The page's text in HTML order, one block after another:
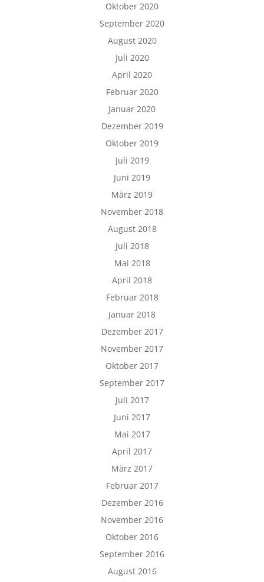
Oktober 2020
September 2020
August 2020
Juli 2020
April 2020
Februar 2020
Januar 2020
Dezember 2019
Oktober 2019
Juli 2019
Juni 2019
März 2019
November 2018
August 2018
Juli 2018
Mai 2018
April 2018
Februar 2018
Januar 2018
Dezember 2017
November 2017
Oktober 2017
September 2017
Juli 2017
Juni 2017
Mai 2017
April 2017
März 2017
Februar 2017
Dezember 2016
November 2016
Oktober 2016
September 2016
August 2016